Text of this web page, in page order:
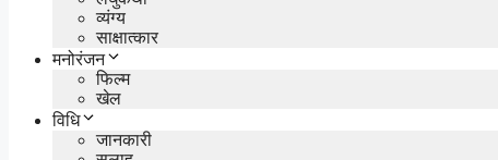
व्यंग्य
साक्षात्कार
मनोरंजन
फिल्म
खेल
विधि
जानकारी